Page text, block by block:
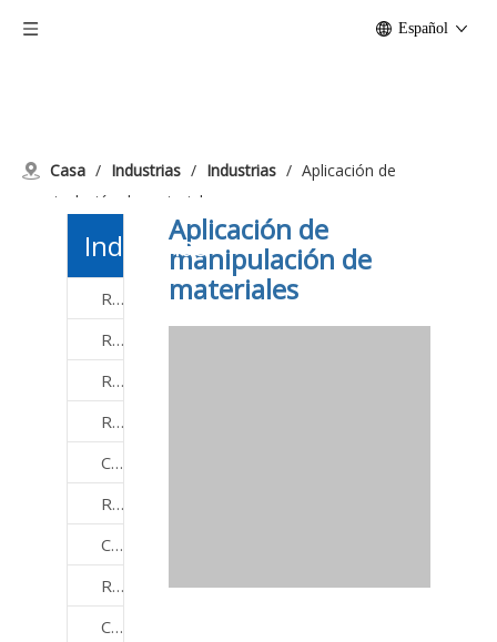
Español
Casa / Industrias / Industrias / Aplicación de
manipulación de materiales
Industrias
Rodamientos Agrícolas
Rodamientos de maquinaria de construcción
Rodamientos de motores eléctricos
Rodamientos para Alimentos y Bebidas
Cojinetes de mástil de carretilla elevadora
Rodamientos de compresores industriales
Cojinetes de máquina herramienta
Rodamientos para manejo de materiales
Cojinetes para industrias de dispositivos médicos
Aplicación de
manipulación de
materiales